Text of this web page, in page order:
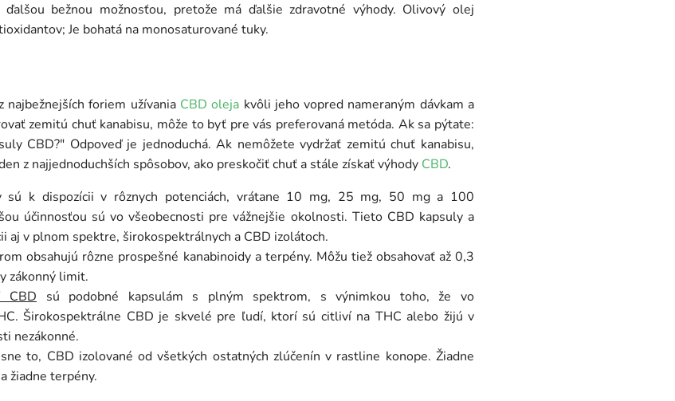
bežnou možnosťou, pretože má ďalšie zdravotné výhody. Olivový olej
Je bohatá na monosaturované tuky.
foriem užívania CBD oleja kvôli jeho vopred nameraným dávkam a
zemitú chuť kanabisu, môže to byť pre vás preferovaná metóda. Ak sa pýtate:
CBD?" Odpoveď je jednoduchá. Ak nemôžete vydržať zemitú chuť kanabisu,
z najjednoduchších spôsobov, ako preskočiť chuť a stále získať výhody CBD.
k dispozícii v rôznych potenciách, vrátane 10 mg, 25 mg, 50 mg a 100
účinnosťou sú vo všeobecnosti pre vážnejšie okolnosti. Tieto CBD kapsuly a
aj v plnom spektre, širokospektrálnych a CBD izolátoch.
obsahujú rôzne prospešné kanabinoidy a terpény. Môžu tiež obsahovať až 0,3
zákonný limit.
CBD sú podobné kapsulám s plným spektrom, s výnimkou toho, že vo
Širokospektrálne CBD je skvelé pre ľudí, ktorí sú citliví na THC alebo žijú v
nezákonné.
to, CBD izolované od všetkých ostatných zlúčenín v rastline konope. Žiadne
žiadne terpény.